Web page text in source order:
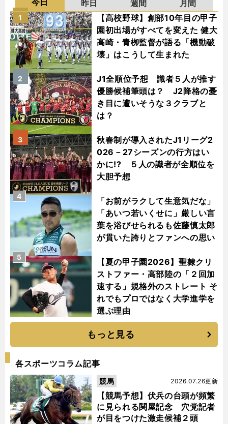
昨日 週間
月間
【高校野球】創部10年目の甲子
園初出場がすべてを変えた 健大
高崎・青栁監督が語る「機動破
壊」はこうして生まれた
1
J1全順位予想 識者５人が推す
優勝候補筆頭は？ J2降格の憂
き目に遭いそうな３クラブと
は？
2
秋春制が導入されたJ1リーグ2
026－27シーズンの行方はい
かに!? ５人の識者が全順位を
大胆予想
3
「お前がラクして生意気だな」
「あいつ若いくせに」厳しい言
葉を浴びせられるも佐藤慎太郎
が貫いた誇りとファンへの思い
4
【夏の甲子園2026】聖隷クリ
ストファー・高部陸の「２回加
速する」規格外のストレート そ
れでもプロではなく大学進学を
選ぶ理由
5
もっと見る
各スポーツコラム記事
【競馬予想】伏兵の台頭が頻繁
に見られる関屋記念 穴党記者
が目をつけた激走候補２頭
2026.07.26更新
競馬